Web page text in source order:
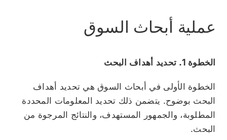
عملية أبحاث السوق
الخطوة 1. تحديد أهداف البحث
الخطوة الأولى في أبحاث السوق هي تحديد أهداف
البحث بوضوح. يتضمن ذلك تحديد المعلومات المحددة
المطلوبة، والجمهور المستهدف، والنتائج المرجوة من
البحث.